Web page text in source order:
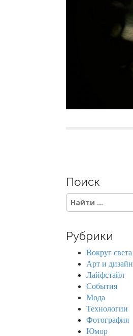
Поиск
S
c
Рубрики
Вокруг света
Арт и дизайн
Лайфстайл
События
Мода
Технологии
Фотография
Юмор